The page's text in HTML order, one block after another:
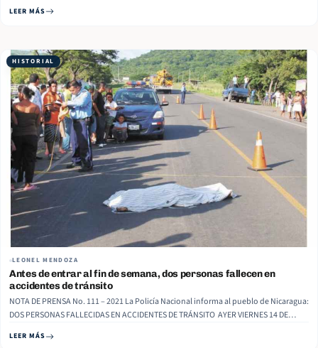
para conversar acerca del impacto de la Pandemia del COVID-19, entre otros temas…
LEER MÁS
HISTORIAL
LEONEL MENDOZA
Antes de entrar al fin de semana, dos personas fallecen en
accidentes de tránsito
NOTA DE PRENSA No. 111 – 2021 La Policía Nacional informa al pueblo de Nicaragua:
DOS PERSONAS FALLECIDAS EN ACCIDENTES DE TRÁNSITO AYER VIERNES 14 DE
MAYO DE 2021. Matagalpa, Anexo al barrio Sabadell, kilómetro 133 carretera a
Jinotega, a las 7:00 de la mañana,… Read More
LEER MÁS